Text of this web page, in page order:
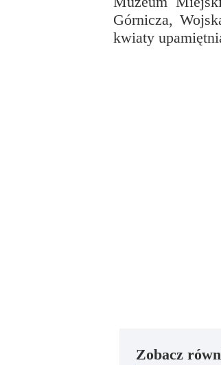
Zobacz
Górnicza,
kwiaty
Przerwy